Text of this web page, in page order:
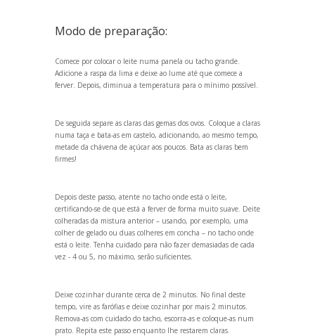
Modo de preparação:
Comece por colocar o leite numa panela ou tacho grande.
Adicione a raspa da lima e deixe ao lume até que comece a
ferver. Depois, diminua a temperatura para o mínimo possível.
De seguida separe as claras das gemas dos ovos. Coloque a claras
numa taça e bata-as em castelo, adicionando, ao mesmo tempo,
metade da chávena de açúcar aos poucos. Bata as claras bem
firmes!
Depois deste passo, atente no tacho onde está o leite,
certificando-se de que está a ferver de forma muito suave. Deite
colheradas da mistura anterior – usando, por exemplo, uma
colher de gelado ou duas colheres em concha – no tacho onde
está o leite. Tenha cuidado para não fazer demasiadas de cada
vez - 4 ou 5, no máximo, serão suficientes.
Deixe cozinhar durante cerca de 2 minutos. No final deste
tempo, vire as farófias e deixe cozinhar por mais 2 minutos.
Remova-as com cuidado do tacho, escorra-as e coloque-as num
prato. Repita este passo enquanto lhe restarem claras.